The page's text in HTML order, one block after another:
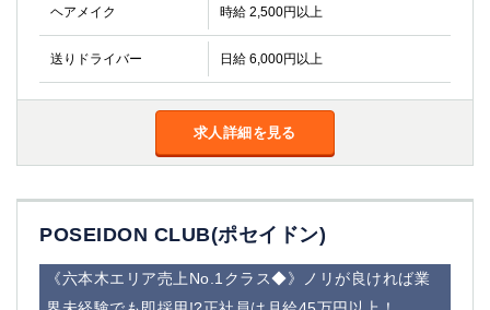
ヘアメイク 時給 2,500円以上
送りドライバー 日給 6,000円以上
求人詳細を見る
POSEIDON CLUB(ポセイドン)
《六本木エリア売上No.1クラス◆》ノリが良ければ業